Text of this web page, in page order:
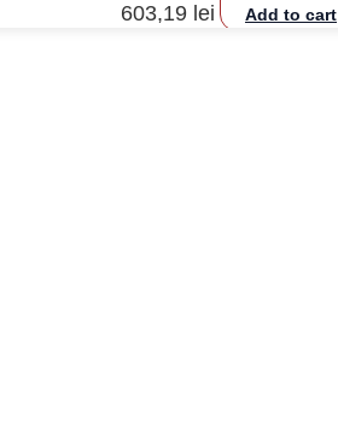
603,19 lei Add to cart